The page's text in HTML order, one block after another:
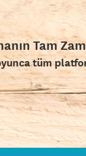
Tam
tüm